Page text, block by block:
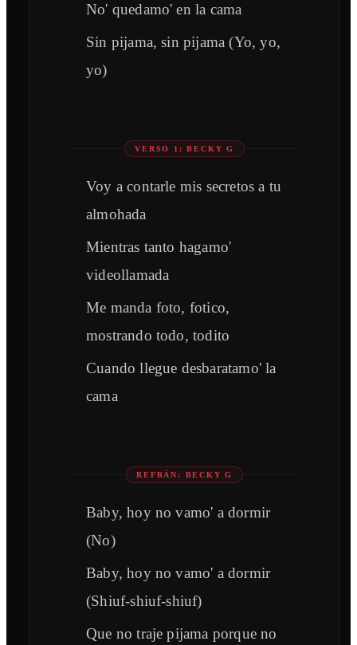
No' quedamo' en la cama
Sin pijama, sin pijama (Yo, yo,
yo)
VERSO 1: BECKY G
Voy a contarle mis secretos a tu
almohada
Mientras tanto hagamo'
videollamada
Me manda foto, fotico,
mostrando todo, todito
Cuando llegue desbaratamo' la
cama
REFRÁN: BECKY G
Baby, hoy no vamo' a dormir
(No)
Baby, hoy no vamo' a dormir
(Shiuf-shiuf-shiuf)
Que no traje pijama porque no